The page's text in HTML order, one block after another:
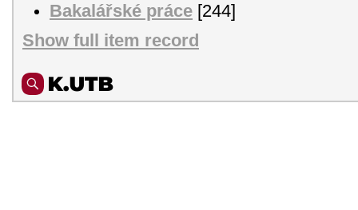
Bakalářské práce [244]
Show full item record